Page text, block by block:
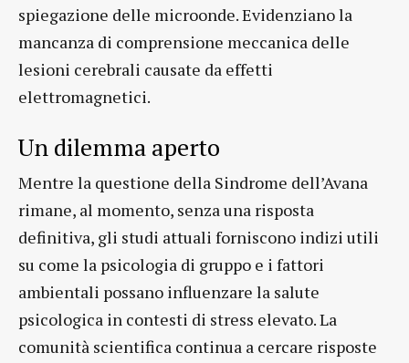
spiegazione delle microonde. Evidenziano la
mancanza di comprensione meccanica delle
lesioni cerebrali causate da effetti
elettromagnetici.
Un dilemma aperto
Mentre la questione della Sindrome dell’Avana
rimane, al momento, senza una risposta
definitiva, gli studi attuali forniscono indizi utili
su come la psicologia di gruppo e i fattori
ambientali possano influenzare la salute
psicologica in contesti di stress elevato. La
comunità scientifica continua a cercare risposte